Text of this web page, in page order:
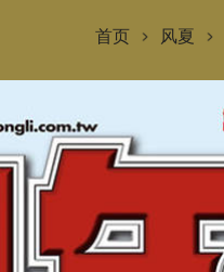
首页 风夏